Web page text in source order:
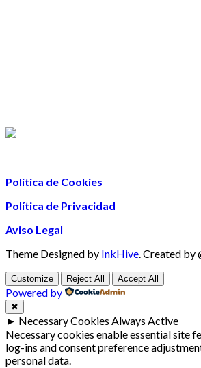
Política de Cookies
Política de Privacidad
Aviso Legal
Theme Designed by InkHive.Created by
Customize Reject All Accept All
Powered by
✖
► Necessary Cookies Always Active
Necessary cookies enable essential site
log-ins and consent preference
personal data.